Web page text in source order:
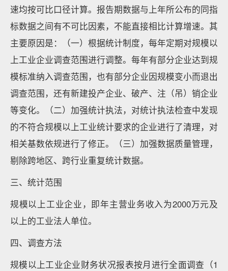
速均按可比口径计算。报告期数据与上年所公布的同指
标数据之间有不可比因素，不能直接相比计算增速。其
主要原因是：（一）根据统计制度，每年定期对规模以
上工业企业调查范围进行调整。每年有部分企业达到规
模标准纳入调查范围，也有部分企业因规模变小而退出
调查范围，还有新建投产企业、破产、注（吊）销企业
等变化。（二）加强统计执法，对统计执法检查中发现
的不符合规模以上工业统计要求的企业进行了清理，对
相关基数依规进行了修正。（三）加强数据质量管理，
剔除跨地区、跨行业重复统计数据。
三、统计范围
规模以上工业企业，即年主营业务收入为2000万元及
以上的工业法人单位。
四、调查方法
规模以上工业企业财务状况报表按月进行全面调查（1